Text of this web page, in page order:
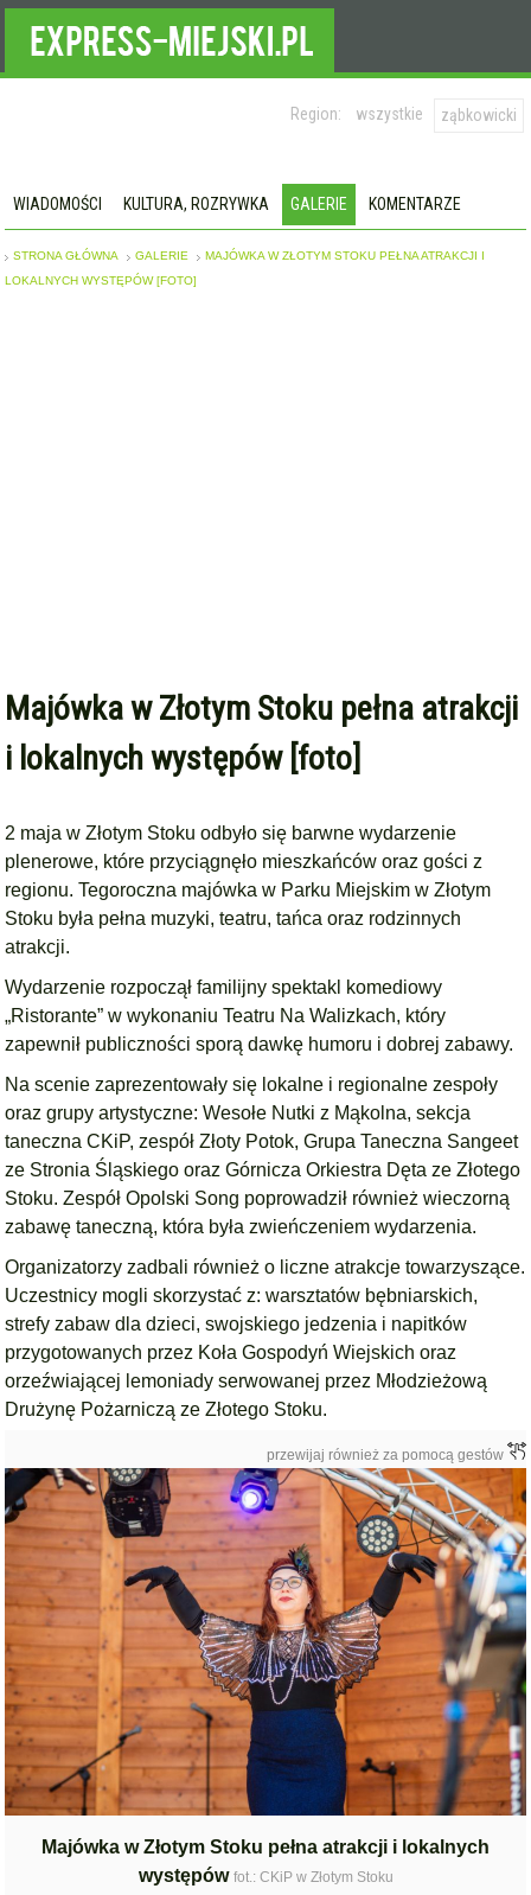
Region: wszystkie ząbkowicki
WIADOMOŚCI KULTURA, ROZRYWKA GALERIE KOMENTARZE
STRONA GŁÓWNA GALERIE
MAJÓWKA W ZŁOTYM STOKU PEŁNA ATRAKCJI I
LOKALNYCH WYSTĘPÓW [FOTO]
Majówka w Złotym Stoku pełna atrakcji
i lokalnych występów [foto]
2 maja w Złotym Stoku odbyło się barwne wydarzenie
plenerowe, które przyciągnęło mieszkańców oraz gości z
regionu. Tegoroczna majówka w Parku Miejskim w Złotym
Stoku była pełna muzyki, teatru, tańca oraz rodzinnych
atrakcji.
Wydarzenie rozpoczął familijny spektakl komediowy
„Ristorante” w wykonaniu Teatru Na Walizkach, który
zapewnił publiczności sporą dawkę humoru i dobrej zabawy.
Na scenie zaprezentowały się lokalne i regionalne zespoły
oraz grupy artystyczne: Wesołe Nutki z Mąkolna, sekcja
taneczna CKiP, zespół Złoty Potok, Grupa Taneczna Sangeet
ze Stronia Śląskiego oraz Górnicza Orkiestra Dęta ze Złotego
Stoku. Zespół Opolski Song poprowadził również wieczorną
zabawę taneczną, która była zwieńczeniem wydarzenia.
Organizatorzy zadbali również o liczne atrakcje towarzyszące.
Uczestnicy mogli skorzystać z: warsztatów bębniarskich,
strefy zabaw dla dzieci, swojskiego jedzenia i napitków
przygotowanych przez Koła Gospodyń Wiejskich oraz
orzeźwiającej lemoniady serwowanej przez Młodzieżową
Drużynę Pożarniczą ze Złotego Stoku.
przewijaj również za pomocą gestów
Majówka w Złotym Stoku pełna atrakcji i lokalnych
występów fot.: CKiP w Złotym Stoku